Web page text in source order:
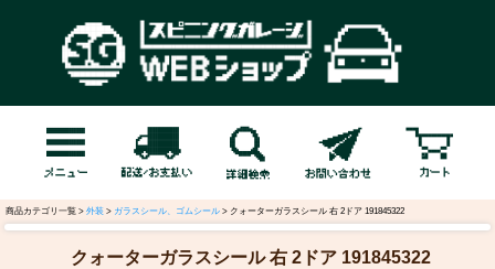
商品カテゴリ一覧 > 外装 > ガラスシール、ゴムシール > クォーターガラスシール 右 2ドア 191845322
クォーターガラスシール 右 2ドア 191845322